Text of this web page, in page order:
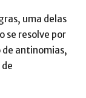
uma delas
se resolve por
de antinomias,